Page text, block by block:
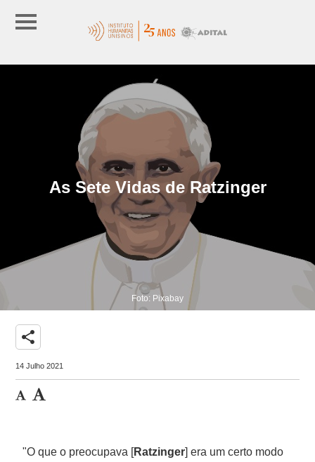
As Sete Vidas de Ratzinger
Foto: Pixabay
share
14 Julho 2021
"O que o preocupava [Ratzinger] era um certo modo